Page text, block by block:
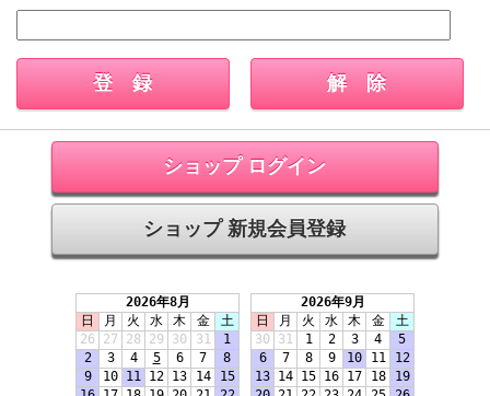
ショップ ログイン
ショップ 新規会員登録